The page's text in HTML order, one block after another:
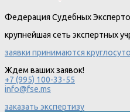
Федерация Судебных
крупнейшая сеть экспертных
заявки принимаются
Ждем ваших заявок!
+7 (995) 100-33-55
info@fse.ms
заказать экспертизу